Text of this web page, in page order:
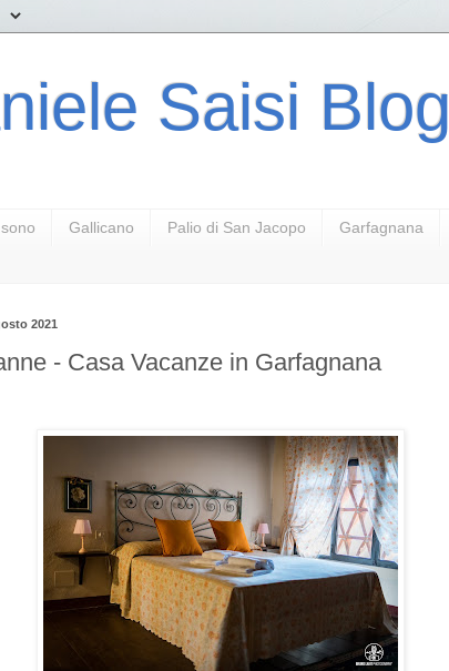
Saisi Blog
Gallicano Palio di San Jacopo Garfagnana
2021
- Casa Vacanze in Garfagnana